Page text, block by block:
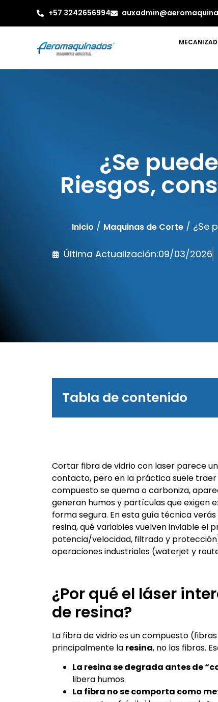
+57 3242656994
¿Se
Riesgos,
Inicio / Maquinas de Corte / ¿Se
Última Actualización:09/03/2026
Tabla de contenido
Cortar fibra de vidrio con laser parece
contacto, pero en la práctica suele
compuesto se quema o carboniza,
generan humos y partículas que exigen
forma segura. En esta guía técnica
resina, qué variables vuelven inviable el
potencia/velocidad, filtrado y
operaciones industriales (waterjet y
¿Por qué el láser
de resina?
La fibra de vidrio es un compuesto
principalmente la resina, no las fibras.
La resina se degrada antes de
libera humos.
La fibra no se comporta como